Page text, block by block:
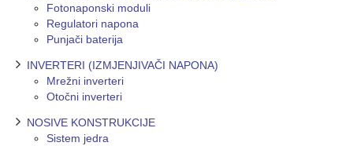
Fotonaponski moduli
Regulatori napona
Punjači baterija
INVERTERI (IZMJENJIVAČI NAPONA)
Mrežni inverteri
Otočni inverteri
NOSIVE KONSTRUKCIJE
Sistem jedra